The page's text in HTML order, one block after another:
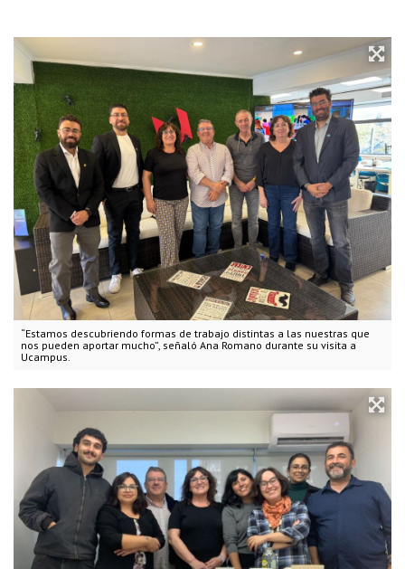
“Estamos descubriendo formas de trabajo distintas a las nuestras que
nos pueden aportar mucho”, señaló Ana Romano durante su visita a
Ucampus.